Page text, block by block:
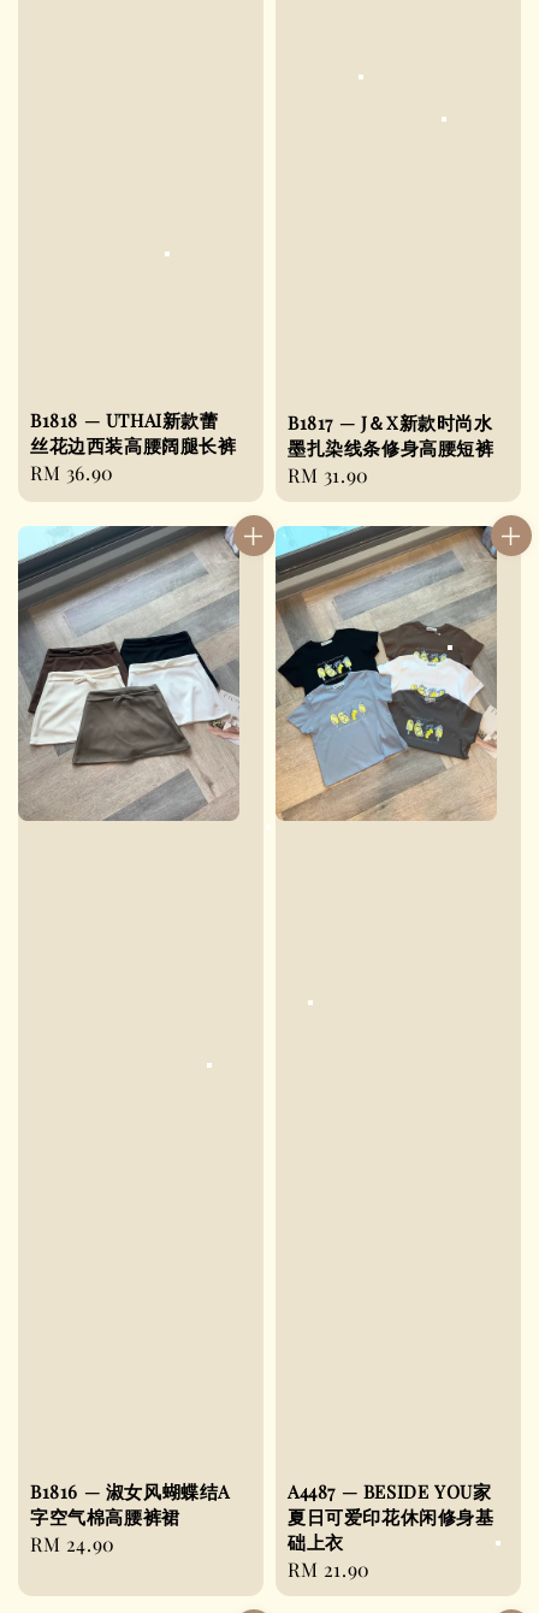
B1818 — UTHAI新款蕾
丝花边西装高腰阔腿长裤
Regular
price
RM 36.90
B1817 — J＆X新款时尚水
墨扎染线条修身高腰短裤
Regular
price
RM 31.90
B1816 — 淑女风蝴蝶结A
字空气棉高腰裤裙
Regular
RM 24.90
A4487 — BESIDE YOU家
夏日可爱印花休闲修身基
础上衣
Regular
price
RM 21.90